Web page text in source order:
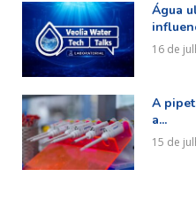
Água
16 de
A
a...
15 de